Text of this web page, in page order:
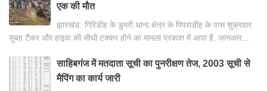
एक की मौत
झारखंड: गिरिडीह के डुमरी थाना क्षेत्र के पिपराडीह के पास शुक्रवार
सुबह टैंकर और हाइवा की सीधी टक्कर होने का मामला प्रकाश में आया है. जानकार...
साहिबगंज में मतदाता सूची का पुनरीक्षण तेज, 2003 सूची से
मैपिंग का कार्य जारी